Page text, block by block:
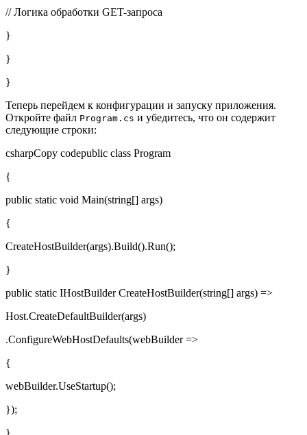
// Логика обработки GET-запроса
}
}
}
Теперь перейдем к конфигурации и запуску приложения.
Откройте файл Program.cs и убедитесь, что он содержит
следующие строки:
csharpCopy codepublic class Program
{
public static void Main(string[] args)
{
CreateHostBuilder(args).Build().Run();
}
public static IHostBuilder CreateHostBuilder(string[] args) =>
Host.CreateDefaultBuilder(args)
.ConfigureWebHostDefaults(webBuilder =>
{
webBuilder.UseStartup();
});
}